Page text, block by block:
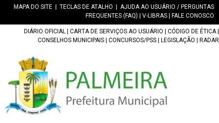
MAPA DO SITE TECLAS DE ATALHO
AJUDA AO USUÁRIO / PERGUNTAS
FREQUENTES (FAQ)
V-LIBRAS FALE CONOSCO
DIÁRIO OFICIAL CARTA DE SERVIÇOS AO USUÁRIO CÓDIGO DE ÉTICA|
CONSELHOS MUNICIPAIS
CONCURSOS/PSS LEGISLAÇÃO RADAR